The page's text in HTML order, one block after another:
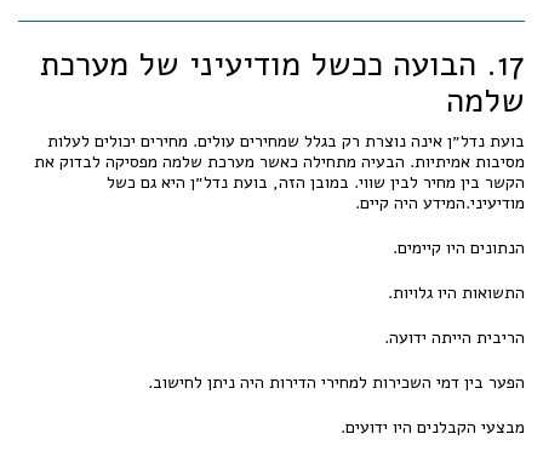
17. הבועה ככשל מודיעיני של מערכת
שלמה
בועת נדל״ן אינה נוצרת רק בגלל שמחירים עולים. מחירים יכולים לעלות
מסיבות אמיתיות. הבעיה מתחילה כאשר מערכת שלמה מפסיקה לבדוק את
הקשר בין מחיר לבין שווי. במובן הזה, בועת נדל״ן היא גם כשל
מודיעיני.המידע היה קיים.
הנתונים היו קיימים.
התשואות היו גלויות.
הריבית הייתה ידועה.
הפער בין דמי השכירות למחירי הדירות היה ניתן לחישוב.
מבצעי הקבלנים היו ידועים.